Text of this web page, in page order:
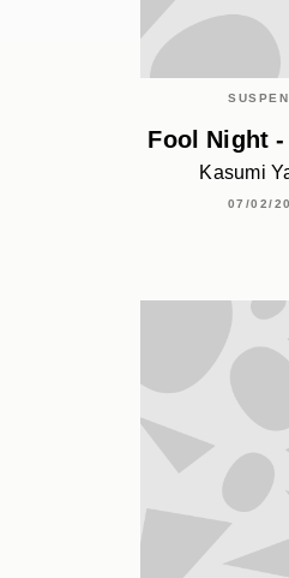
Fool Night -
Kasumi
07/02/